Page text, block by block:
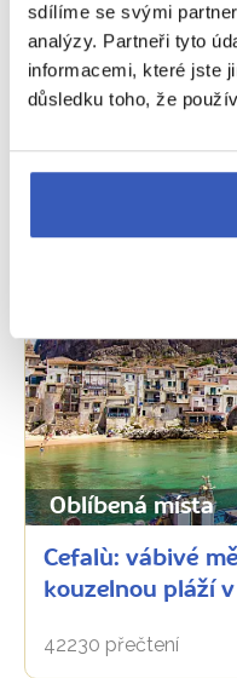
sdílíme se svými
analýzy. Partneři tyto
informacemi, které jste
důsledku toho, že
Oblíbená místa
Catania: barokní
47196 přečtení
Oblíbená místa
Cefalù: vábivé
kouzelnou pláží
42230 přečtení